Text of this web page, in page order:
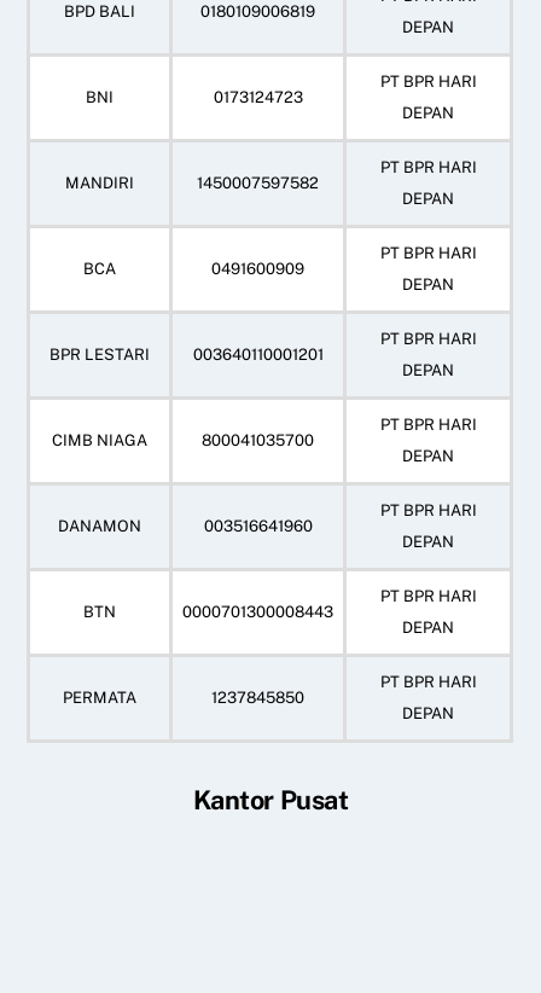
BPD BALI 0180109006819
DEPAN
BNI 0173124723
PT BPR HARI
DEPAN
MANDIRI 1450007597582
PT BPR HARI
DEPAN
BCA 0491600909
PT BPR HARI
DEPAN
BPR LESTARI 003640110001201
PT BPR HARI
DEPAN
CIMB NIAGA 800041035700
PT BPR HARI
DEPAN
DANAMON 003516641960
PT BPR HARI
DEPAN
BTN 0000701300008443
PT BPR HARI
DEPAN
PERMATA 1237845850
PT BPR HARI
DEPAN
Kantor Pusat